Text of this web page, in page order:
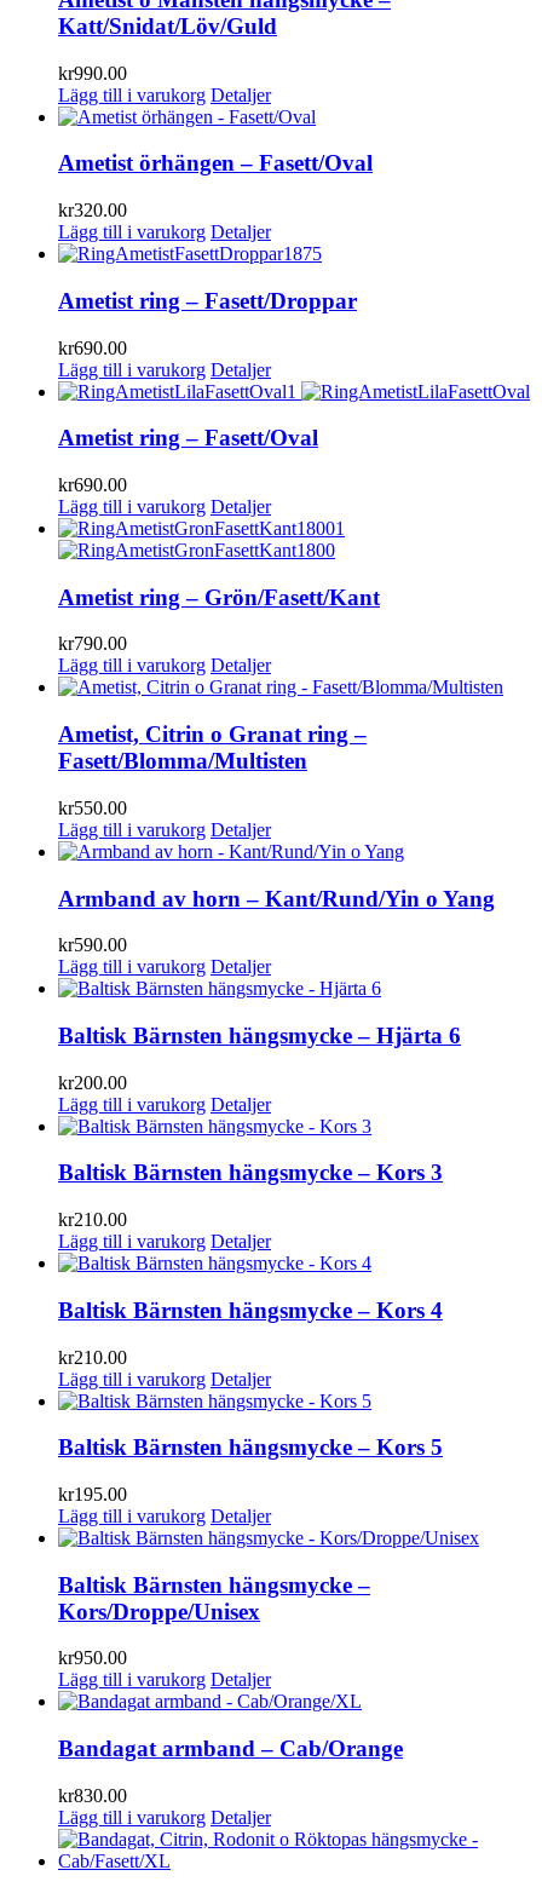
Katt/Snidat/Löv/Guld
kr990.00
Lägg till i varukorg Detaljer
Ametist örhängen – Fasett/Oval
kr320.00
Lägg till i varukorg Detaljer
Ametist ring – Fasett/Droppar
kr690.00
Lägg till i varukorg Detaljer
Ametist ring – Fasett/Oval
kr690.00
Lägg till i varukorg Detaljer
Ametist ring – Grön/Fasett/Kant
kr790.00
Lägg till i varukorg Detaljer
Ametist, Citrin o Granat ring –
Fasett/Blomma/Multisten
kr550.00
Lägg till i varukorg Detaljer
Armband av horn – Kant/Rund/Yin o Yang
kr590.00
Lägg till i varukorg Detaljer
Baltisk Bärnsten hängsmycke – Hjärta 6
kr200.00
Lägg till i varukorg Detaljer
Baltisk Bärnsten hängsmycke – Kors 3
kr210.00
Lägg till i varukorg Detaljer
Baltisk Bärnsten hängsmycke – Kors 4
kr210.00
Lägg till i varukorg Detaljer
Baltisk Bärnsten hängsmycke – Kors 5
kr195.00
Lägg till i varukorg Detaljer
Baltisk Bärnsten hängsmycke –
Kors/Droppe/Unisex
kr950.00
Lägg till i varukorg Detaljer
Bandagat armband – Cab/Orange
kr830.00
Lägg till i varukorg Detaljer